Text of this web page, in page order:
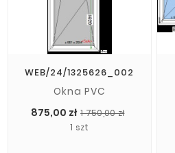
WEB/24/1325626_002
Okna PVC
875,00 zł 1 750,00 zł
1 szt